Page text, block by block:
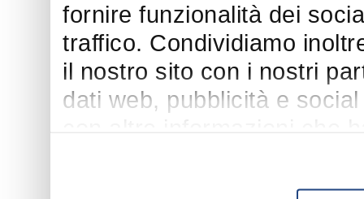
fornire funzionalità dei
traffico. Condividiamo
il nostro sito con i nostri
dati web, pubblicità e